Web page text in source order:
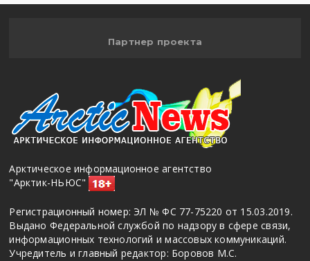
Партнер проекта
Арктическое информационное агентство
"Арктик-НЬЮС"
Регистрационный номер: ЭЛ № ФС 77-75220 от 15.03.2019.
Выдано Федеральной службой по надзору в сфере связи,
информационных технологий и массовых коммуникаций.
Учредитель и главный редактор: Боровов М.С.